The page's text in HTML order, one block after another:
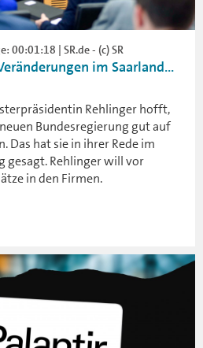
00:01:18 | SR.de - (c) SR
im Saarland...
Rehlinger hofft,
Bundesregierung gut auf
Das hat sie in ihrer Rede im
gesagt. Rehlinger will vor
in den Firmen.